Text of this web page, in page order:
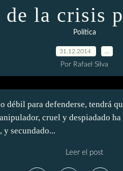
la crisis
Política
31.12.2014
Por Rafael Silva
débil para defenderse, tendrá
cruel y despiadado
y secundado...
Leer el post